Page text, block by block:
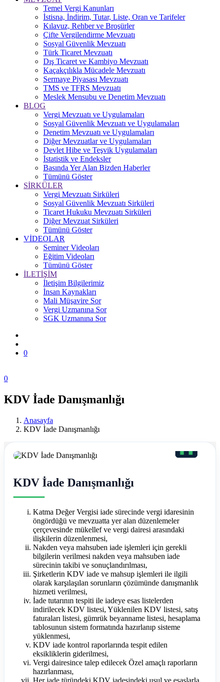
Temel Vergi Kanunları
İstisna, İndirim, Tutar, Liste, Oran ve Tarifeler
Kılavuz, Rehber ve Broşürler
Çifte Vergilendirme Mevzuatı
Sosyal Güvenlik Mevzuatı
Türk Ticaret Mevzuatı
Dış Ticaret ve Kambiyo Mevzuatı
Kaçakçılıkla Mücadele Mevzuatı
Sermaye Piyasası Mevzuatı
TMS ve TFRS Mevzuatı
Meslek Mensubu ve Denetim Mevzuatı
BLOG
Vergi Mevzuatı ve Uygulamaları
Sosyal Güvenlik Mevzuatı ve Uygulamaları
Denetim Mevzuatı ve Uygulamaları
Diğer Mevzuatlar ve Uygulamaları
Devlet Hibe ve Teşvik Uygulamaları
İstatistik ve Endeksler
Basında Yer Alan Bizden Haberler
Tümünü Göster
SİRKÜLER
Vergi Mevzuatı Sirküleri
Sosyal Güvenlik Mevzuatı Sirküleri
Ticaret Hukuku Mevzuatı Sirküleri
Diğer Mevzuat Sirküleri
Tümünü Göster
VİDEOLAR
Seminer Videoları
Eğitim Videoları
Tümünü Göster
İLETİŞİM
İletişim Bilgilerimiz
İnsan Kaynakları
Mali Müşavire Sor
Vergi Uzmanına Sor
SGK Uzmanına Sor
0
0
Zonguldak
Ereğli
Mali
Müşavir
Ferdi
Asım
Hellaç
KDV İade Danışmanlığı
Anasayfa
KDV İade Danışmanlığı
KDV İade Danışmanlığı
Katma Değer Vergisi iade sürecinde vergi idaresinin
öngördüğü ve mevzuatta yer alan düzenlemeler
çerçevesinde mükellef ve vergi dairesi arasındaki
ilişkilerin düzenlenmesi,
Nakden veya mahsuben iade işlemleri için gerekli
bilgilerin verilmesi nakden veya mahsuben iade
sürecinin takibi ve sonuçlandırılması,
Şirketlerin KDV iade ve mahsup işlemleri ile ilgili
olarak karşılaşılan sorunların çözümünde danışmanlık
hizmeti verilmesi,
İade tutarının tespiti ile iadeye esas listelerden
indirilecek KDV listesi, Yüklenilen KDV listesi, satış
faturaları listesi, gümrük beyanname listesi, hesaplama
tablosunun sistem formatında hazırlanıp sisteme
yüklenmesi,
KDV iade kontrol raporlarında tespit edilen
eksikliklerin giderilmesi,
Vergi dairesince talep edilecek Özel amaçlı raporların
hazırlanması,
Her iade türündeki KDV iadesindeki usul ve esaslarla,